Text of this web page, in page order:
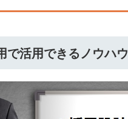
で活用できるノウハウ